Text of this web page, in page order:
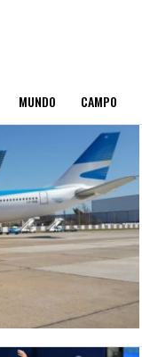
MUNDO CAMPO